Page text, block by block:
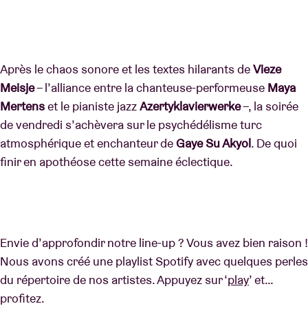
Après le chaos sonore et les textes hilarants deVieze
Meisje– l’alliance entre la chanteuse-performeuse Maya
Mertenset le pianiste jazzAzertyklavierwerke–, la soirée
de vendredi s’achèvera sur le psychédélisme turc
atmosphérique et enchanteur deGaye Su Akyol. De quoi
finir en apothéose cette semaine éclectique.
Envie d’approfondir notre line-up ? Vous avez bien raison !
Nous avons créé une playlist Spotify avec quelques perles
du répertoire de nos artistes. Appuyez sur ‘play’ et…
profitez.